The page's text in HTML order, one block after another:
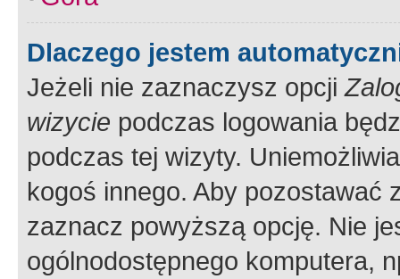
Dlaczego jestem
Jeżeli nie zaznaczysz opcji
wizycie podczas logowania
podczas tej wizyty.
kogoś innego. Aby pozostawać
zaznacz powyższą opcję. Nie
ogólnodostępnego komputera,